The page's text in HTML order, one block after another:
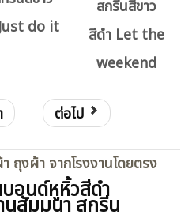
do it
สกรีนสีขาว
สีดำ Let the
weekend
ต่อไป
ถุงผ้า จากโรงงานโดยตรง
อนด์หูหิ้วสีดำ
นสัมมนา สกรีน